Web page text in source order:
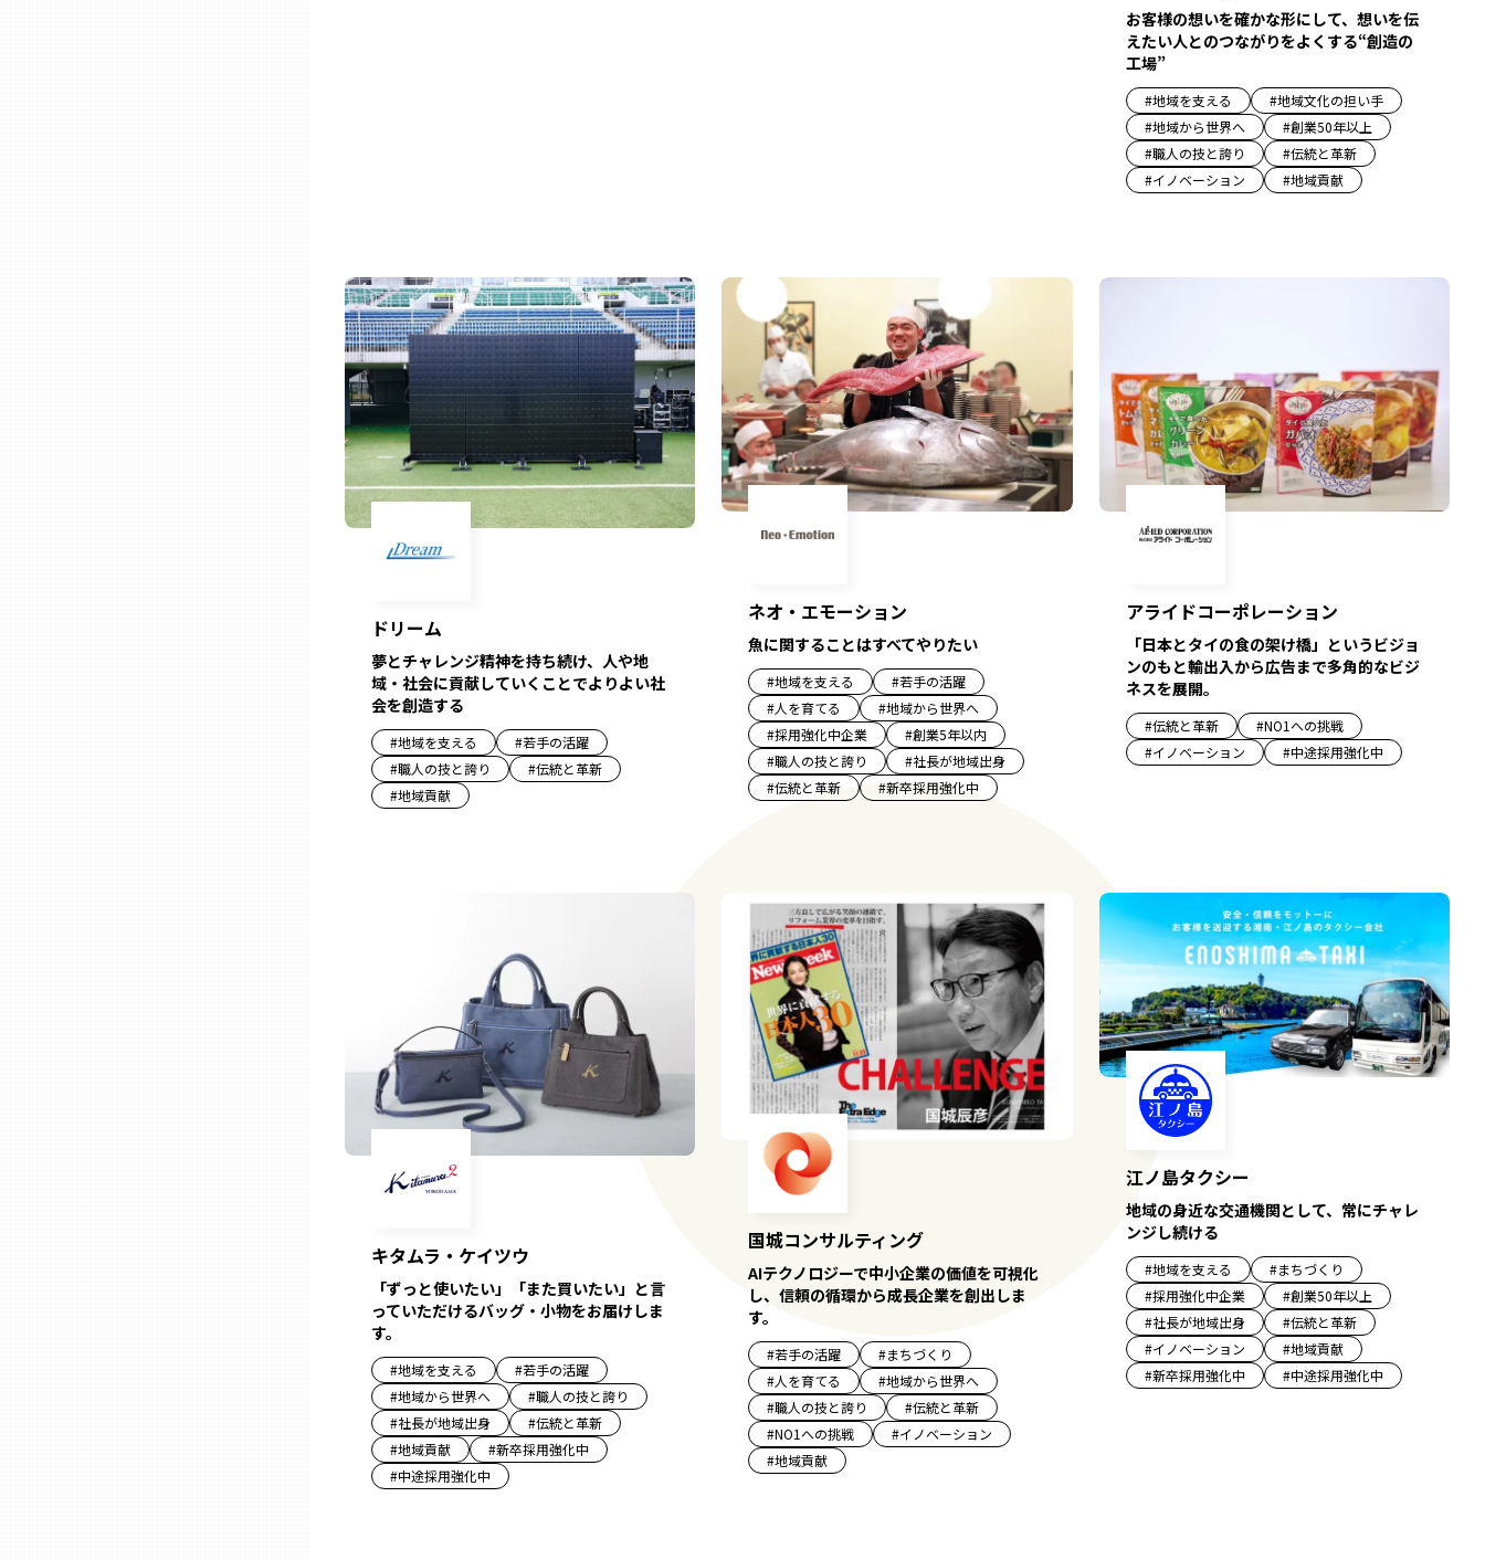
お客様の想いを確かな形にして、想いを伝
えたい人とのつながりをよくする“創造の
工場”
#地域を支える #地域文化の担い手
#地域から世界へ #創業50年以上
#職人の技と誇り #伝統と革新
#イノベーション #地域貢献
ドリーム
夢とチャレンジ精神を持ち続け、​人や地
域・社会に貢献していくことでよりよい社
会を創造する
#地域を支える #若手の活躍
#職人の技と誇り #伝統と革新
#地域貢献
ネオ・エモーション
魚に関することはすべてやりたい
#地域を支える #若手の活躍
#人を育てる #地域から世界へ
#採用強化中企業 #創業5年以内
#職人の技と誇り #社長が地域出身
#伝統と革新 #新卒採用強化中
アライドコーポレーション
「日本とタイの食の架け橋」というビジョ
ンのもと輸出入から広告まで多角的なビジ
ネスを展開。
#伝統と革新 #NO1への挑戦
#イノベーション #中途採用強化中
キタムラ・ケイツウ
「ずっと使いたい」「また買いたい」と言
っていただけるバッグ・小物をお届けしま
す。
#地域を支える #若手の活躍
#地域から世界へ #職人の技と誇り
#社長が地域出身 #伝統と革新
#地域貢献 #新卒採用強化中
#中途採用強化中
国城コンサルティング
AIテクノロジーで中小企業の価値を可視化
し、信頼の循環から成長企業を創出しま
す。
#若手の活躍 #まちづくり
#人を育てる #地域から世界へ
#職人の技と誇り #伝統と革新
#NO1への挑戦 #イノベーション
#地域貢献
江ノ島タクシー
地域の身近な交通機関として、常にチャレ
ンジし続ける
#地域を支える #まちづくり
#採用強化中企業 #創業50年以上
#社長が地域出身 #伝統と革新
#イノベーション #地域貢献
#新卒採用強化中 #中途採用強化中